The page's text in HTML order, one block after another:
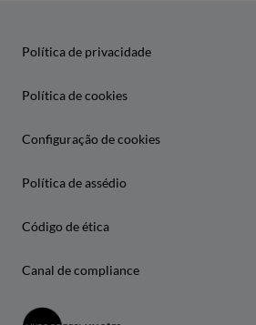
Política de privacidade
Política de cookies
Configuração de cookies
Política de assédio
Código de ética
Canal de compliance